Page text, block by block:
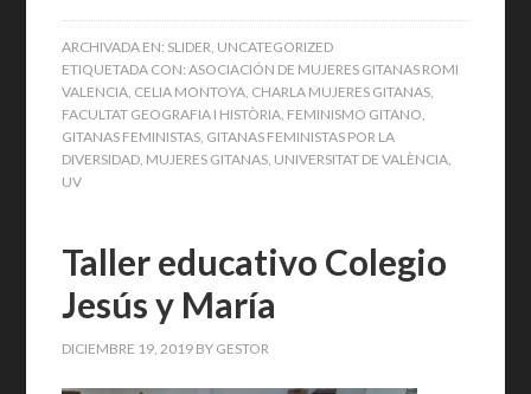
ARCHIVADA EN: SLIDER, UNCATEGORIZED
ETIQUETADA CON:ASOCIACIÓN DE MUJERES GITANAS ROMI
VALENCIA, CELIA MONTOYA, CHARLA MUJERES GITANAS,
FACULTAT GEOGRAFIA I HISTÒRIA, FEMINISMO GITANO,
GITANAS FEMINISTAS, GITANAS FEMINISTAS POR LA
DIVERSIDAD, MUJERES GITANAS, UNIVERSITAT DE VALÈNCIA,
UV
Taller educativo Colegio
Jesús y María
DICIEMBRE 19, 2019 BY GESTOR